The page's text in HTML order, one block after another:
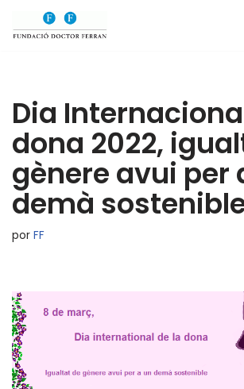
Saltar
Dia
dona 2022,
gènere avui per
demà
por FF